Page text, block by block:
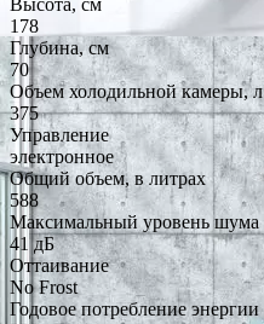
178
Глубина, см
70
Объем холодильной камеры, л
375
Управление
электронное
Общий объем, в литрах
588
Максимальный уровень шума
41 дБ
Оттаивание
No Frost
Годовое потребление энергии